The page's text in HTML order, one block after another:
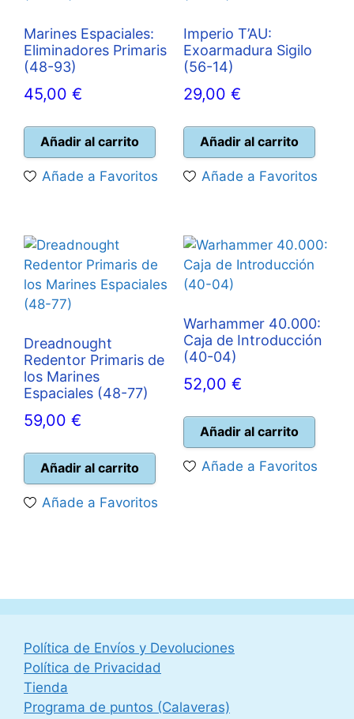
Marines Espaciales:
Eliminadores Primaris
(48-93)
45,00 €
Añadir al carrito
Añade a Favoritos
Imperio T’AU:
Exoarmadura Sigilo
(56-14)
29,00 €
Añadir al carrito
Añade a Favoritos
Dreadnought
Redentor Primaris de
los Marines
Espaciales (48-77)
59,00 €
Añadir al carrito
Añade a Favoritos
Warhammer 40.000:
Caja de Introducción
(40-04)
52,00 €
Añadir al carrito
Añade a Favoritos
Política de Envíos y Devoluciones
Política de Privacidad
Tienda
Programa de puntos (Calaveras)